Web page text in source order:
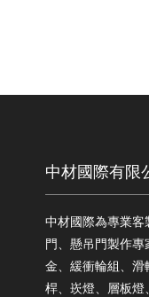
中材國際有限
中材國際為專業
門、懸吊門製作
金、緩衝輪組、滑
桿、崁燈、層板